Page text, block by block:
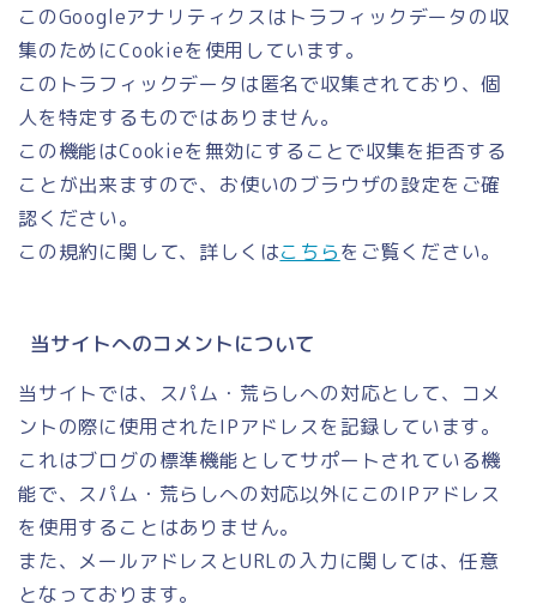
このGoogleアナリティクスはトラフィックデータの収
集のためにCookieを使用しています。
このトラフィックデータは匿名で収集されており、個
人を特定するものではありません。
この機能はCookieを無効にすることで収集を拒否する
ことが出来ますので、お使いのブラウザの設定をご確
認ください。
この規約に関して、詳しくはこちらをご覧ください。
当サイトへのコメントについて
当サイトでは、スパム・荒らしへの対応として、コメ
ントの際に使用されたIPアドレスを記録しています。
これはブログの標準機能としてサポートされている機
能で、スパム・荒らしへの対応以外にこのIPアドレス
を使用することはありません。
また、メールアドレスとURLの入力に関しては、任意
となっております。